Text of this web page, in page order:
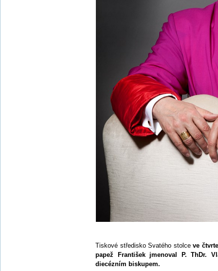
Tiskové středisko Svatého stolceve
papež František jmenoval P. ThDr.
diecézním biskupem.